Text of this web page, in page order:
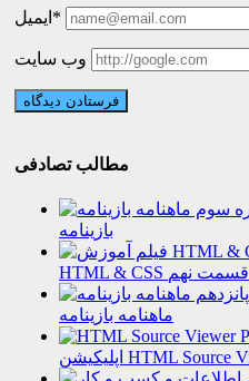
ایمیل*
وب سایت
مطالب تصادفی
بازینامه
HTML & CSS قسمت نهم
ماهنامه بازینامه